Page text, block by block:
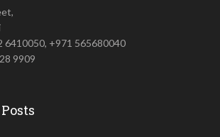
6410050, +971 565680040
9909